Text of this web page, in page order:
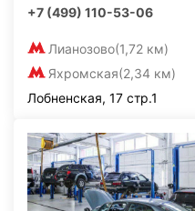
+7 (499) 110-53-06
Лианозово(1,72 км)
Яхромская(2,34 км)
Лобненская, 17 стр.1